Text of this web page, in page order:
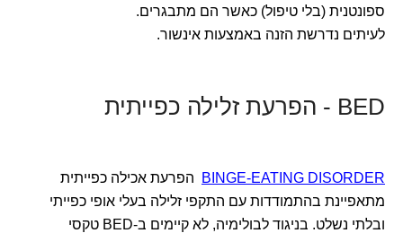
ספונטנית (בלי טיפול) כאשר הם מתבגרים.
לעיתים נדרשת הזנה באמצעות אינשור.
BED - הפרעת זלילה כפייתית
BINGE-EATING DISORDER
הפרעת אכילה כפייתית
מתאפיינת בהתמודדות עם התקפי זלילה בעלי אופי כפייתי
ובלתי נשלט. בניגוד לבולימיה, לא קיימים ב-BED טקסי